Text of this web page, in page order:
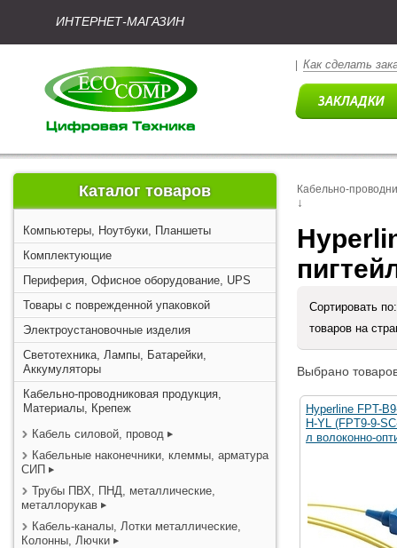
ИНТЕРНЕТ-МАГАЗИН
Как сделать
Каталог товаров
Компьютеры, Ноутбуки, Планшеты
Комплектующие
Периферия, Офисное оборудование, UPS
Товары с поврежденной упаковкой
Электроустановочные изделия
Светотехника, Лампы, Батарейки,
Аккумуляторы
Кабельно-проводниковая продукция,
Материалы, Крепеж
Кабель силовой, провод
Кабельные наконечники, клеммы, арматура
СИП
Трубы ПВХ, ПНД, металлические,
металлорукав
Кабель-каналы, Лотки металлические,
Колонны, Лючки
Кабельно-
↓
Сортировать
товаров на
Выбрано
Hyperline FPT-
H-YL (FPT9-9-
л волоконно-